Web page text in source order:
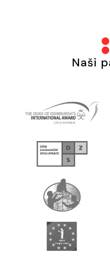
Naši